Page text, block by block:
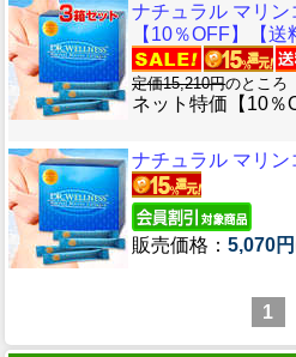
ナチュラル マリン
【10％OFF】【送
定価15,210円のところ
ネット特価【10％
ナチュラル マリン
販売価格： 5,070円
1